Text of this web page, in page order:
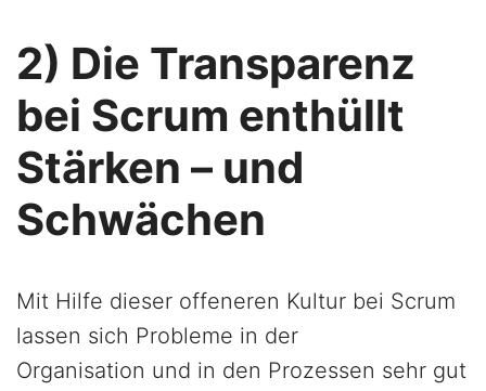
2) Die Transparenz
bei Scrum enthüllt
Stärken – und
Schwächen
Mit Hilfe dieser offeneren Kultur bei Scrum
lassen sich Probleme in der
Organisation und in den Prozessen sehr gut